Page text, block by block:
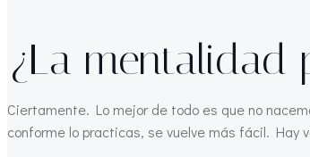
¿La mentalidad
Ciertamente. Lo mejor de todo es que no
conforme lo practicas, se vuelve más fácil.